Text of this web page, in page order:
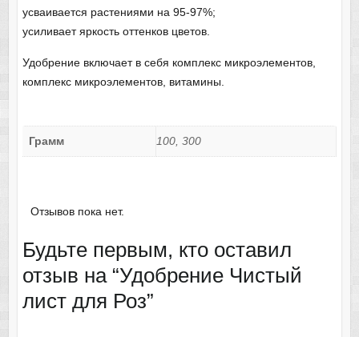
усваивается растениями на 95-97%;
усиливает яркость оттенков цветов.
Удобрение включает в себя комплекс микроэлементов,
комплекс микроэлементов, витамины.
Грамм 100, 300
Отзывов пока нет.
Будьте первым, кто оставил
отзыв на “Удобрение Чистый
лист для Роз”